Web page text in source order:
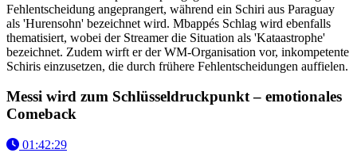
Fehlentscheidung angeprangert, während ein Schiri aus Paraguay
als 'Hurensohn' bezeichnet wird. Mbappés Schlag wird ebenfalls
thematisiert, wobei der Streamer die Situation als 'Kataastrophe'
bezeichnet. Zudem wirft er der WM-Organisation vor, inkompetente
Schiris einzusetzen, die durch frühere Fehlentscheidungen auffielen.
Messi wird zum Schlüsseldruckpunkt – emotionales
Comeback
01:42:29